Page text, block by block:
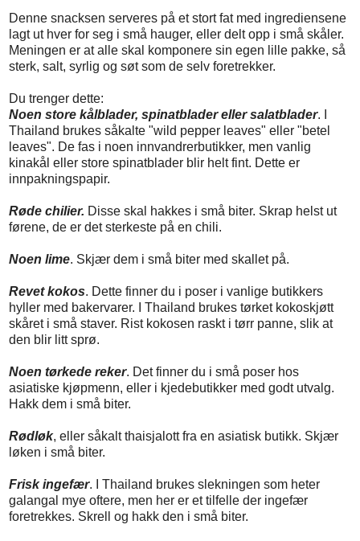
Denne snacksen serveres på et stort fat med ingrediensene
lagt ut hver for seg i små hauger, eller delt opp i små skåler.
Meningen er at alle skal komponere sin egen lille pakke, så
sterk, salt, syrlig og søt som de selv foretrekker.
Du trenger dette:
Noen store kålblader, spinatblader eller salatblader. I
Thailand brukes såkalte "wild pepper leaves" eller "betel
leaves". De fas i noen innvandrerbutikker, men vanlig
kinakål eller store spinatblader blir helt fint. Dette er
innpakningspapir.
Røde chilier. Disse skal hakkes i små biter. Skrap helst ut
førene, de er det sterkeste på en chili.
Noen lime. Skjær dem i små biter med skallet på.
Revet kokos. Dette finner du i poser i vanlige butikkers
hyller med bakervarer. I Thailand brukes tørket kokoskjøtt
skåret i små staver. Rist kokosen raskt i tørr panne, slik at
den blir litt sprø.
Noen tørkede reker. Det finner du i små poser hos
asiatiske kjøpmenn, eller i kjedebutikker med godt utvalg.
Hakk dem i små biter.
Rødløk, eller såkalt thaisjalott fra en asiatisk butikk. Skjær
løken i små biter.
Frisk ingefær. I Thailand brukes slekningen som heter
galangal mye oftere, men her er et tilfelle der ingefær
foretrekkes. Skrell og hakk den i små biter.